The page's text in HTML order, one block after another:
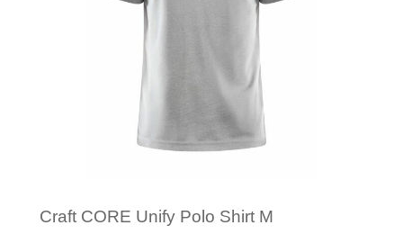
Craft CORE Unify Polo Shirt M